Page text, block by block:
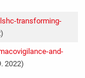
transforming-
and-
2022)